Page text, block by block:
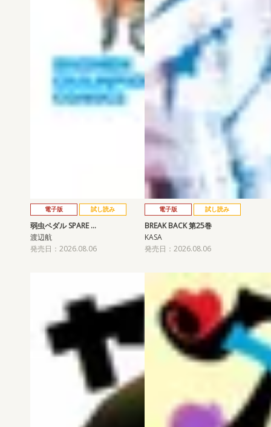
電子版 試し読み
弱虫ペダル SPARE …
渡辺航
発売日：2026.08.06
電子版 試し読み
BREAK BACK 第25巻
KASA
発売日：2026.08.06